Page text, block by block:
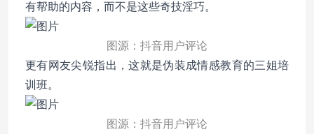
有帮助的内容，而不是这些奇技淫巧。
图源：抖音用户评论
更有网友尖锐指出，这就是伪装成情感教育的三姐培
训班。
图源：抖音用户评论